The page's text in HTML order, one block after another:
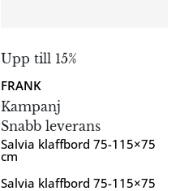
Upp till 15%
FRANK
Kampanj
Snabb leverans
Salvia klaffbord 75-115×75
cm
Salvia klaffbord 75-115×75